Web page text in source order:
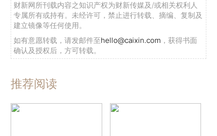
财新网所刊载内容之知识产权为财新传媒及/或相关权利人
专属所有或持有。未经许可，禁止进行转载、摘编、复制及
建立镜像等任何使用。
如有意愿转载，请发邮件至hello@caixin.com ，获得书面
确认及授权后，方可转载。
推荐阅读